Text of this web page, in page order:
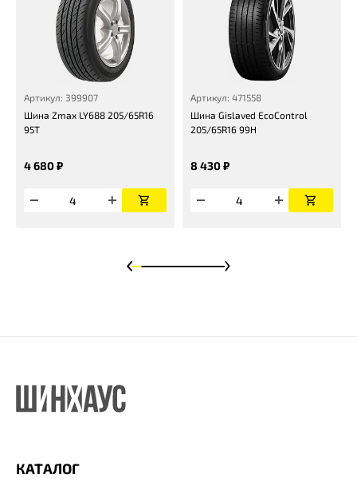
Артикул: 399907
Шина Zmax LY688 205/65R16
95T
4 680 ₽
Артикул: 471558
Шина Gislaved EcoControl
205/65R16 99H
8 430 ₽
КАТАЛОГ